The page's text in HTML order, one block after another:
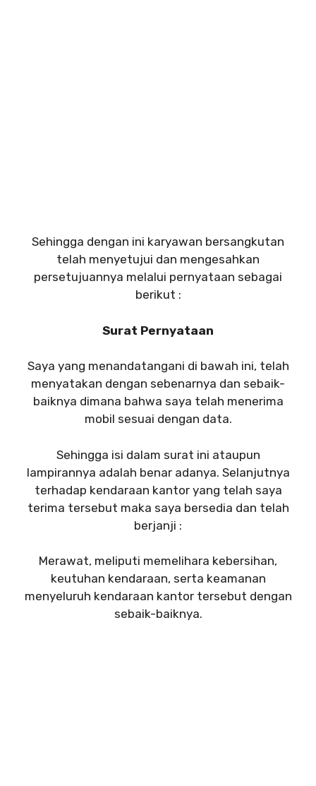
Sehingga dengan ini karyawan bersangkutan
telah menyetujui dan mengesahkan
persetujuannya melalui pernyataan sebagai
berikut :
Surat Pernyataan
Saya yang menandatangani di bawah ini, telah
menyatakan dengan sebenarnya dan sebaik-
baiknya dimana bahwa saya telah menerima
mobil sesuai dengan data.
Sehingga isi dalam surat ini ataupun
lampirannya adalah benar adanya. Selanjutnya
terhadap kendaraan kantor yang telah saya
terima tersebut maka saya bersedia dan telah
berjanji :
Merawat, meliputi memelihara kebersihan,
keutuhan kendaraan, serta keamanan
menyeluruh kendaraan kantor tersebut dengan
sebaik-baiknya.